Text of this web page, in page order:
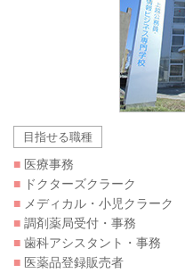
目指せる職種
■ 医療事務
■ ドクターズクラーク
■ メディカル・小児クラーク
■ 調剤薬局受付・事務
■ 歯科アシスタント・事務
■ 医薬品登録販売者